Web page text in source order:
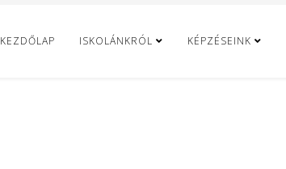
KEZDŐLAP ISKOLÁNKRÓL KÉPZÉSEINK